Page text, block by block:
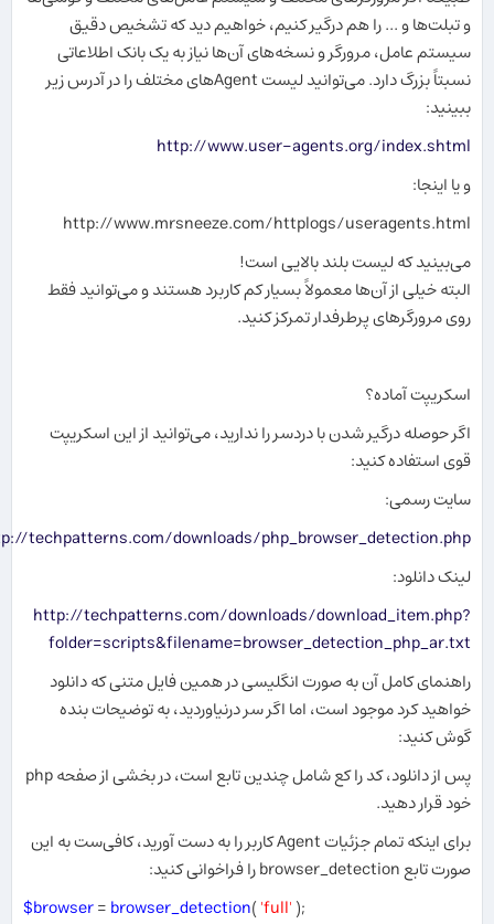
و تبلت‌ها و ... را هم درگیر کنیم، خواهیم دید که تشخیص دقیق
سیستم عامل، مرورگر و نسخه‌های آن‌ها نیاز به یک بانک اطلاعاتی
نسبتاً بزرگ دارد. می‌توانید لیست Agentهای مختلف را در آدرس زیر
ببینید:
http://www.user-agents.org/index.shtml
و یا اینجا:
http://www.mrsneeze.com/httplogs/useragents.html
می‌بینید که لیست بلند بالایی است!
البته خیلی از آن‌ها معمولاً بسیار کم کاربرد هستند و می‌توانید فقط
روی مرورگرهای پرطرفدار تمرکز کنید.
اسکریپت آماده؟
اگر حوصله درگیر شدن با دردسر را ندارید، می‌توانید از این اسکریپت
قوی استفاده کنید:
سایت رسمی:
techpatterns.com/downloads/php_browser_detection.php
لینک دانلود:
http://techpatterns.com/downloads/download_item.php?
folder=scripts&filename=browser_detection_php_ar.txt
راهنمای کامل آن به صورت انگلیسی در همین فایل متنی که دانلود
خواهید کرد موجود است، اما اگر سر درنیاوردید، به توضیحات بنده
گوش کنید:
پس از دانلود، کد را کع شامل چندین تابع است، در بخشی از صفحه php
خود قرار دهید.
برای اینکه تمام جزئیات Agent کاربر را به دست آورید، کافی‌ست به این
صورت تابع browser_detection را فراخوانی کنید:
$browser=browser_detection('full');